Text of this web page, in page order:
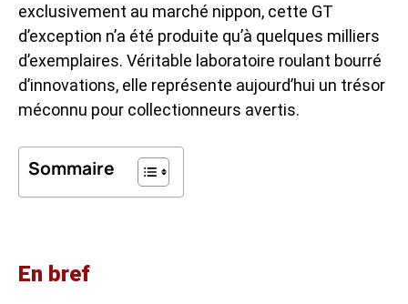
exclusivement au marché nippon, cette GT
d’exception n’a été produite qu’à quelques milliers
d’exemplaires. Véritable laboratoire roulant bourré
d’innovations, elle représente aujourd’hui un trésor
méconnu pour collectionneurs avertis.
Sommaire
En bref